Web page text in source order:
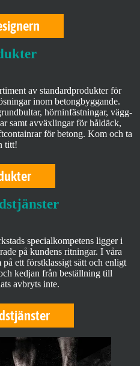
av standardprodukter för
inom betongbyggande.
hörninfästningar, vägg-
samt avväxlingar för håldäck,
för betong. Kom och ta
titt!
specialkompetens ligger i
på kundens ritningar. I våra
ett förstklassigt sätt och enligt
kedjan från beställning till
avbryts inte.